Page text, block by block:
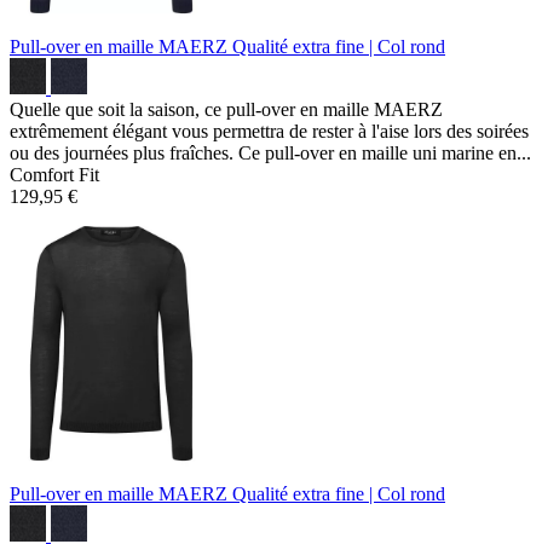
Pull-over en maille MAERZ Qualité extra fine | Col rond
Quelle que soit la saison, ce pull-over en maille MAERZ
extrêmement élégant vous permettra de rester à l'aise lors des soirées
ou des journées plus fraîches. Ce pull-over en maille uni marine en...
Comfort Fit
129,95 €
Pull-over en maille MAERZ Qualité extra fine | Col rond